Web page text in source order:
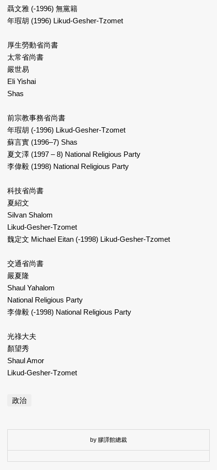
聶文雅 (-1996) 無黨籍
年瑕胡 (1996) Likud-Gesher-Tzomet
厚生勞動省尚書
太常省尚書
嚴世易
Eli Yishai
Shas
前宗教事務省尚書
年瑕胡 (-1996) Likud-Gesher-Tzomet
蘇言實 (1996–7) Shas
夏文澤 (1997 – 8) National Religious Party
李偉毅 (1998) National Religious Party
科技省尚書
夏紹文
Silvan Shalom
Likud-Gesher-Tzomet
魏定文 Michael Eitan (-1998) Likud-Gesher-Tzomet
交通省尚書
嚴夏隆
Shaul Yahalom
National Religious Party
李偉毅 (-1998) National Religious Party
光祿大夫
顏望秀
Shaul Amor
Likud-Gesher-Tzomet
政治
by 膠譯館總裁